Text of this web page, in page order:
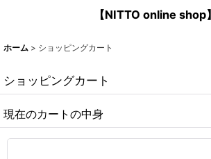
【NITTO online shop】
ホーム > ショッピングカート
ショッピングカート
現在のカートの中身